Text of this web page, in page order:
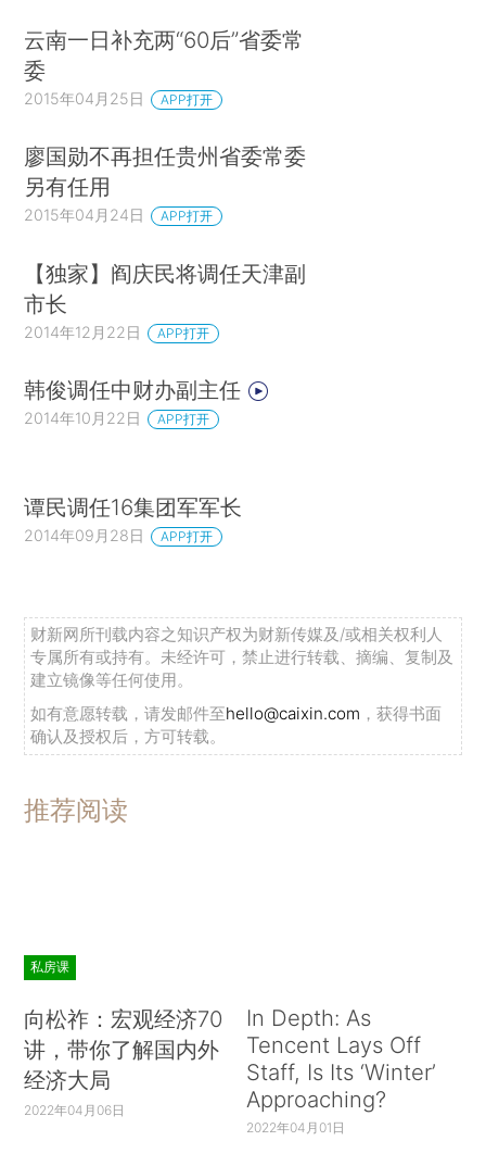
云南一日补充两“60后”省委常
委
2015年04月25日 APP打开
廖国勋不再担任贵州省委常委
另有任用
2015年04月24日 APP打开
【独家】阎庆民将调任天津副
市长
2014年12月22日 APP打开
韩俊调任中财办副主任
2014年10月22日 APP打开
谭民调任16集团军军长
2014年09月28日 APP打开
财新网所刊载内容之知识产权为财新传媒及/或相关权利人
专属所有或持有。未经许可，禁止进行转载、摘编、复制及
建立镜像等任何使用。
如有意愿转载，请发邮件至hello@caixin.com ，获得书面
确认及授权后，方可转载。
推荐阅读
私房课
向松祚：宏观经济70
讲，带你了解国内外
经济大局
2022年04月06日
In Depth: As
Tencent Lays Off
Staff, Is Its ‘Winter’
Approaching?
2022年04月01日